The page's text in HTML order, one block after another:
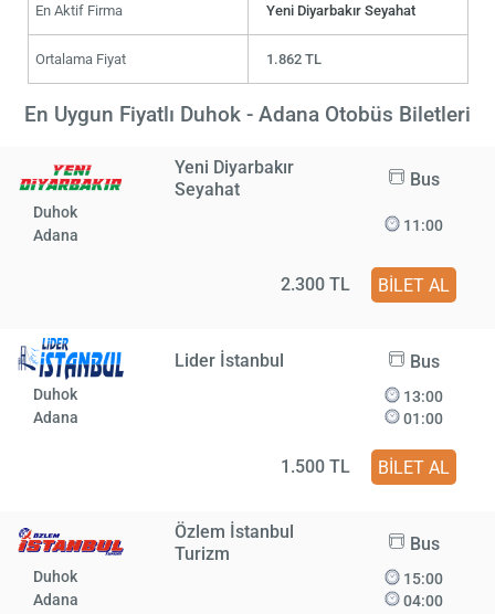
En Aktif Firma Yeni Diyarbakır Seyahat
Ortalama Fiyat 1.862 TL
En Uygun Fiyatlı Duhok - Adana Otobüs Biletleri
Yeni Diyarbakır
Seyahat
Bus
Duhok
Adana
11:00
2.300 TL BİLET AL
Lider İstanbul Bus
Duhok
Adana
13:00
01:00
1.500 TL BİLET AL
Özlem İstanbul
Turizm
Bus
Duhok
Adana
15:00
04:00